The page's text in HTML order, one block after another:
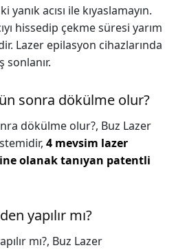
acısı ile kıyaslamayın.
hissedip çekme süresi yarım
Lazer epilasyon cihazlarında
sonlanır.
sonra dökülme olur?
dökülme olur?, Buz Lazer
4 mevsim lazer
olanak tanıyan patentli
yapılır mı?
mı?, Buz Lazer